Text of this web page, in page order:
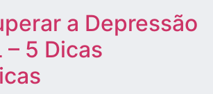
a Depressão
– 5 Dicas